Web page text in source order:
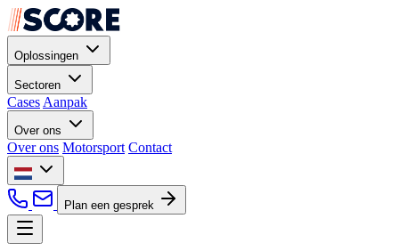
Oplossingen
Sectoren
Cases Aanpak
Over ons
Over ons Motorsport Contact
Plan een gesprek